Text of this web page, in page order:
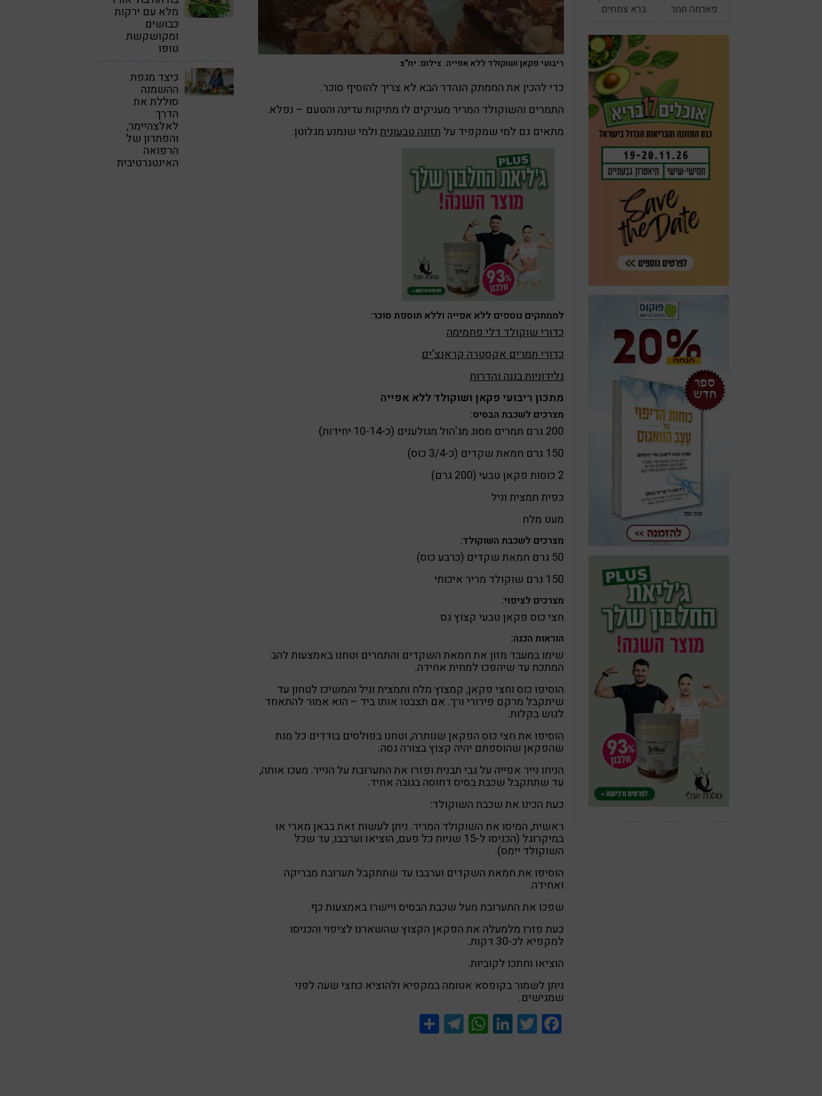
פארמה תמר
ברא צמחים
ריבועי פקאן ושוקולד ללא אפייה. צילום: יח"צ
כדי להכין את הממתק הנהדר הבא לא צריך להוסיף סוכר.
התמרים והשוקולד המריר מעניקים לו מתיקות עדינה והטעם – נפלא.
מתאים גם למי שמקפיד עלתזונה טבעוניתולמי שנמנע מגלוטן.
לממתקים נוספים ללא אפייה וללא תוספת סוכר:
כדורי שוקולד דלי פחמימה
כדורי תמרים אקסטרה קראנצ'ים
גלידוניות בננה נהדרות
מתכון ריבועי פקאן ושוקולד ללא אפייה
מצרכים לשכבת הבסיס:
200 גרם תמרים מסוג מג'הול מגולענים (כ-10-14 יחידות)
150 גרם חמאת שקדים (כ-3/4 כוס)
2 כוסות פקאן טבעי (200 גרם)
כפית תמצית וניל
מעט מלח
מצרכים לשכבת השוקולד:
50 גרם חמאת שקדים (כרבע כוס)
150 גרם שוקולד מריר איכותי
מצרכים לציפוי:
חצי כוס פקאן טבעי קצוץ גס
הוראות הכנה:
שימו במעבד מזון את חמאת השקדים והתמרים וטחנו באמצעות להב
המתכת עד שיהפכו למחית אחידה.
הוסיפו כוס וחצי פקאן, קמצוץ מלח ותמצית וניל והמשיכו לטחון עד
שיתקבל מרקם פירורי ורך. אם תצבטו אותו ביד – הוא אמור להתאחד
לגוש בקלות.
הוסיפו את חצי כוס הפקאן שנותרה, וטחנו בפולסים בודדים כל מנת
שהפקאן שהוספתם יהיה קצוץ בצורה גסה.
הניחו נייר אפייה על גבי תבנית ופזרו את התערובת על הנייר. מעכו אותה,
עד שתתקבל שכבת בסיס דחוסה בגובה אחיד.
כעת הכינו את שכבת השוקולד:
ראשית, המיסו את השוקולד המריר. ניתן לעשות זאת בבאן מארי או
במיקרוגל (הכניסו ל-15 שניות כל פעם, הוציאו וערבבו, עד שכל
השוקולד יימס).
הוסיפו את חמאת השקדים וערבבו עד שתתקבל תערובת מבריקה
ואחידה.
שפכו את התערובת מעל שכבת הבסיס ויישרו באמצעות כף.
כעת פזרו מלמעלה את הפקאן הקצוץ שהשארנו לציפוי והכניסו
למקפיא לכ-30 דקות.
הוציאו וחתכו לקוביות.
ניתן לשמור בקופסא אטומה במקפיא ולהוציא כחצי שעה לפני
שמגישים.
Facebook
Twitter
LinkedIn
WhatsApp
Telegram
מלא עם ירקות
כבושים
ומקושקשת
טופו
כיצד מגפת
ההשמנה
סוללת את
הדרך
לאלצהיימר,
והפתרון של
הרפואה
האינטגרטיבית